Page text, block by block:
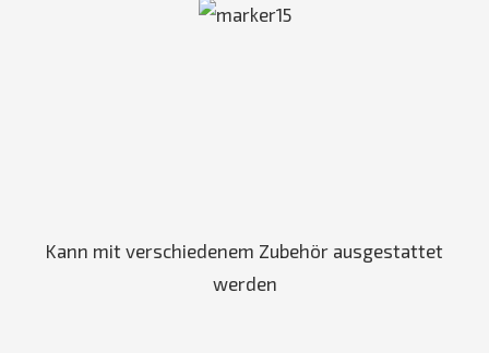
Kann mit verschiedenem Zubehör ausgestattet
werden